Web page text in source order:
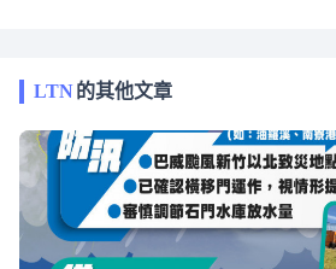
LTN的其他文章